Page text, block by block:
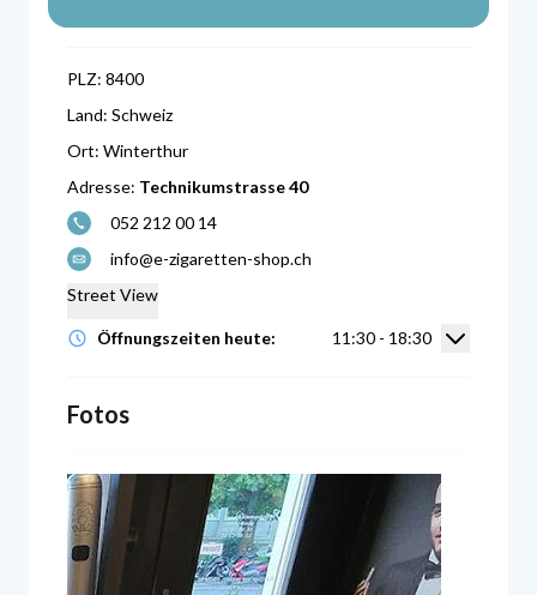
PLZ: 8400
Land: Schweiz
Ort: Winterthur
Adresse: Technikumstrasse 40
052 212 00 14
info@e-zigaretten-shop.ch
Street View
Öffnungszeiten heute: 11:30 - 18:30
Fotos